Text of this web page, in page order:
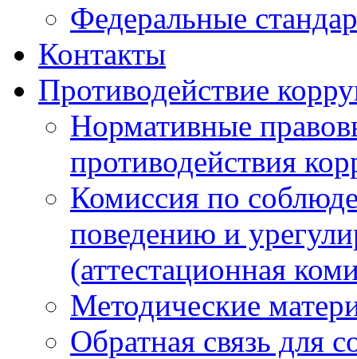
Федеральные
Контакты
Противодействие
Нормативные
противодействия
Комиссия по
поведению и
(аттестационная
Методические
Обратная связь для